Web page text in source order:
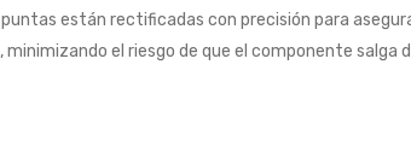
están rectificadas con precisión para
minimizando el riesgo de que el componente salga